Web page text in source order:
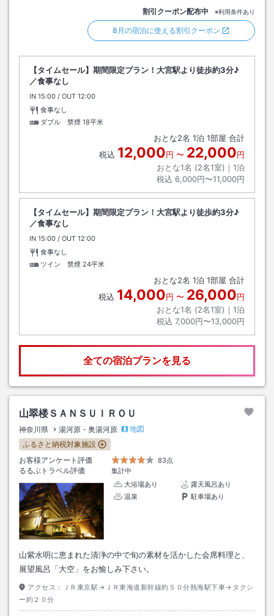
割引クーポン配布中 ※利用条件あり
8月の宿泊に使える割引クーポン
【タイムセール】期間限定プラン！大宮駅より徒歩約3分♪
／食事なし
IN チェックイン
15:00 / OUT チェックアウト
12:00
食事なし
ダブル 禁煙 18平米
おとな2名 1泊 1部屋 合計
税込 12,000円 〜 22,000円
おとな1名 (2名1室)｜ 1泊
税込 6,000円〜11,000円
【タイムセール】期間限定プラン！大宮駅より徒歩約3分♪
／食事なし
IN チェックイン
15:00 / OUT チェックアウト
12:00
食事なし
ツイン 禁煙 24平米
おとな2名 1泊 1部屋 合計
税込 14,000円 〜 26,000円
おとな1名 (2名1室)｜ 1泊
税込 7,000円〜13,000円
全ての宿泊プランを見る
山翠楼ＳＡＮＳＵＩＲＯＵ
神奈川県 湯河原・奥湯河原
地図
ふるさと納税対象施設
お客様アンケート評価
83点
るるぶトラベル評価
集計中
大浴場あり
露天風呂あり
温泉
駐車場あり
山紫水明に恵まれた清浄の中で旬の素材を活かした会席料理と、
展望風呂「大空」をお愉しみ下さい。
アクセス：
ＪＲ東京駅→ＪＲ東海道新幹線約５０分熱海駅下車→タクシ
ー約２０分